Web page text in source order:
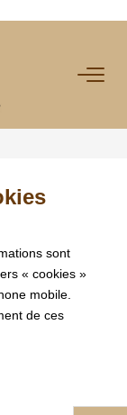
sont
« cookies »
mobile.
de ces